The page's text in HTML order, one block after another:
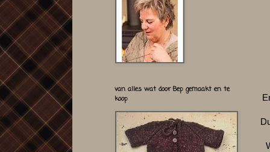
van alles wat door Bep gemaakt en te
koop